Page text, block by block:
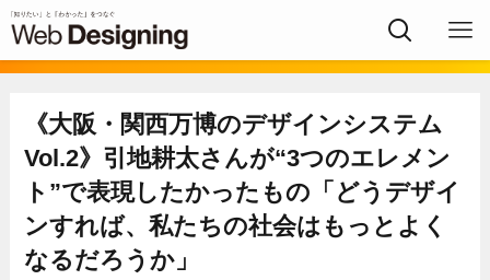
《大阪・関西万博のデザインシステム
Vol.2》引地耕太さんが“3つのエレメン
ト”で表現したかったもの「どうデザイ
ンすれば、私たちの社会はもっとよく
なるだろうか」